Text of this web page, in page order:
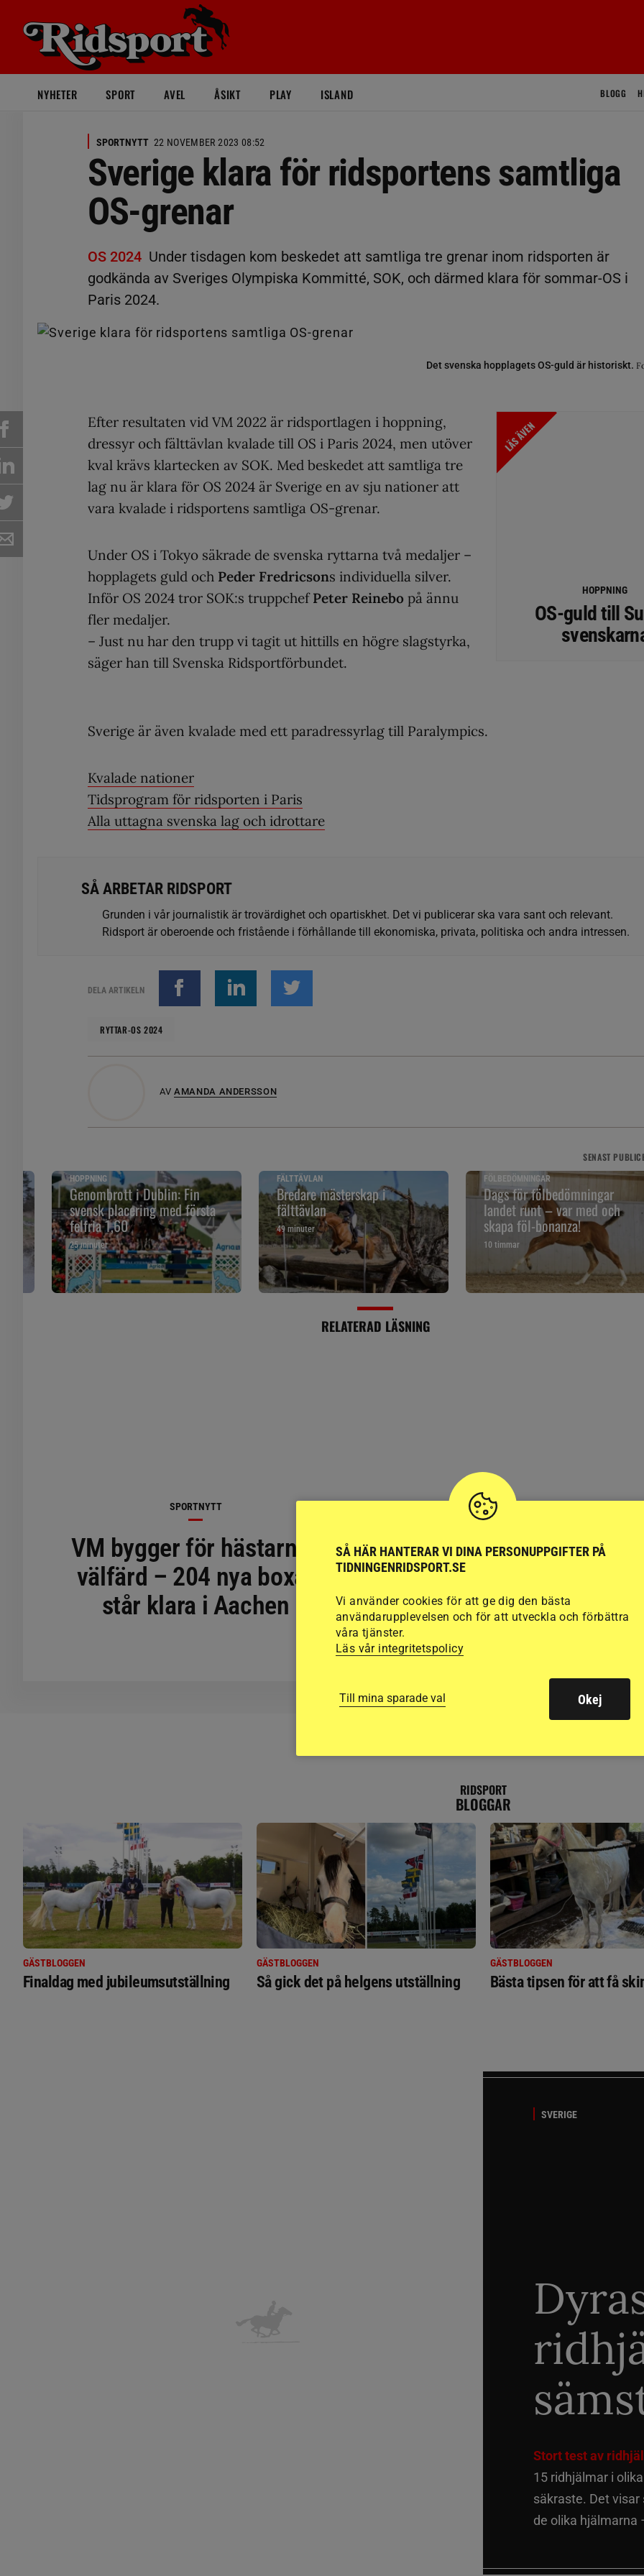
NYHETER SPORT AVEL ÅSIKT PLAY ISLAND BLOGG
SPORTNYTT 22 NOVEMBER 2023 08:52
Sverige klara för ridsportens samtliga
OS-grenar
OS 2024 Under tisdagen kom beskedet att samtliga tre grenar inom ridsporten är
godkända av Sveriges Olympiska Kommitté, SOK, och därmed klara för sommar-OS i
Paris 2024.
Det svenska hopplagets OS-guld är historiskt.
LÄS ÄVEN
HOPPNING
OS-guld till
Efter resultaten vid VM 2022 är ridsportlagen i hoppning,
dressyr och fälttävlan kvalade till OS i Paris 2024, men utöver
kval krävs klartecken av SOK. Med beskedet att samtliga tre
lag nu är klara för OS 2024 är Sverige en av sju nationer att
vara kvalade i ridsportens samtliga OS-grenar.
Under OS i Tokyo säkrade de svenska ryttarna två medaljer –
hopplagets guld och Peder Fredricsons individuella silver.
Inför OS 2024 tror SOK:s truppchefPeter Reinebo på ännu
fler medaljer.
– Just nu har den trupp vi tagit ut hittills en högre slagstyrka,
säger han till Svenska Ridsportförbundet.
Sverige är även kvalade med ett paradressyrlag till Paralympics.
Kvalade nationer
Tidsprogram för ridsporten i Paris
Alla uttagna svenska lag och idrottare
SÅ ARBETAR RIDSPORT
Grunden i vår journalistik är trovärdighet och opartiskhet. Det vi publicerar ska vara sant och relevant.
Ridsport är oberoende och fristående i förhållande till ekonomiska, privata, politiska och andra intressen.
DELA ARTIKELN
RYTTAR-OS 2024
AV AMANDA ANDERSSON
SENAST
HOPPNING
Genombrott i Dublin: Fin
svensk placering med första
felfria 1,60
25 minuter
FÄLTTÄVLAN
Bredare mästerskap i
fälttävlan
49 minuter
FÖLBEDÖMNINGAR
Dags för fölbedömningar
landet runt – var med och
skapa föl-bonanza!
10 timmar
RELATERAD LÄSNING
SPORTNYTT
VM bygger för hästarnas
välfärd – 204 nya boxar
står klara i Aachen
Historiskt skifte
RIDSPORT
BLOGGAR
GÄSTBLOGGEN
Finaldag med jubileumsutställning
GÄSTBLOGGEN
Så gick det på helgens utställning
GÄSTBLOGGEN
Bästa tipsen för att få
SVERIGE
Stort test av
15 ridhjälmar i
säkraste. Det
de olika hjälmarna
SÅ HÄR HANTERAR VI DINA PERSONUPPGIFTER PÅ
TIDNINGENRIDSPORT.SE
Vi använder cookies för att ge dig den bästa
användarupplevelsen och för att utveckla och förbättra
våra tjänster.
Läs vår integritetspolicy
Till mina sparade val Okej